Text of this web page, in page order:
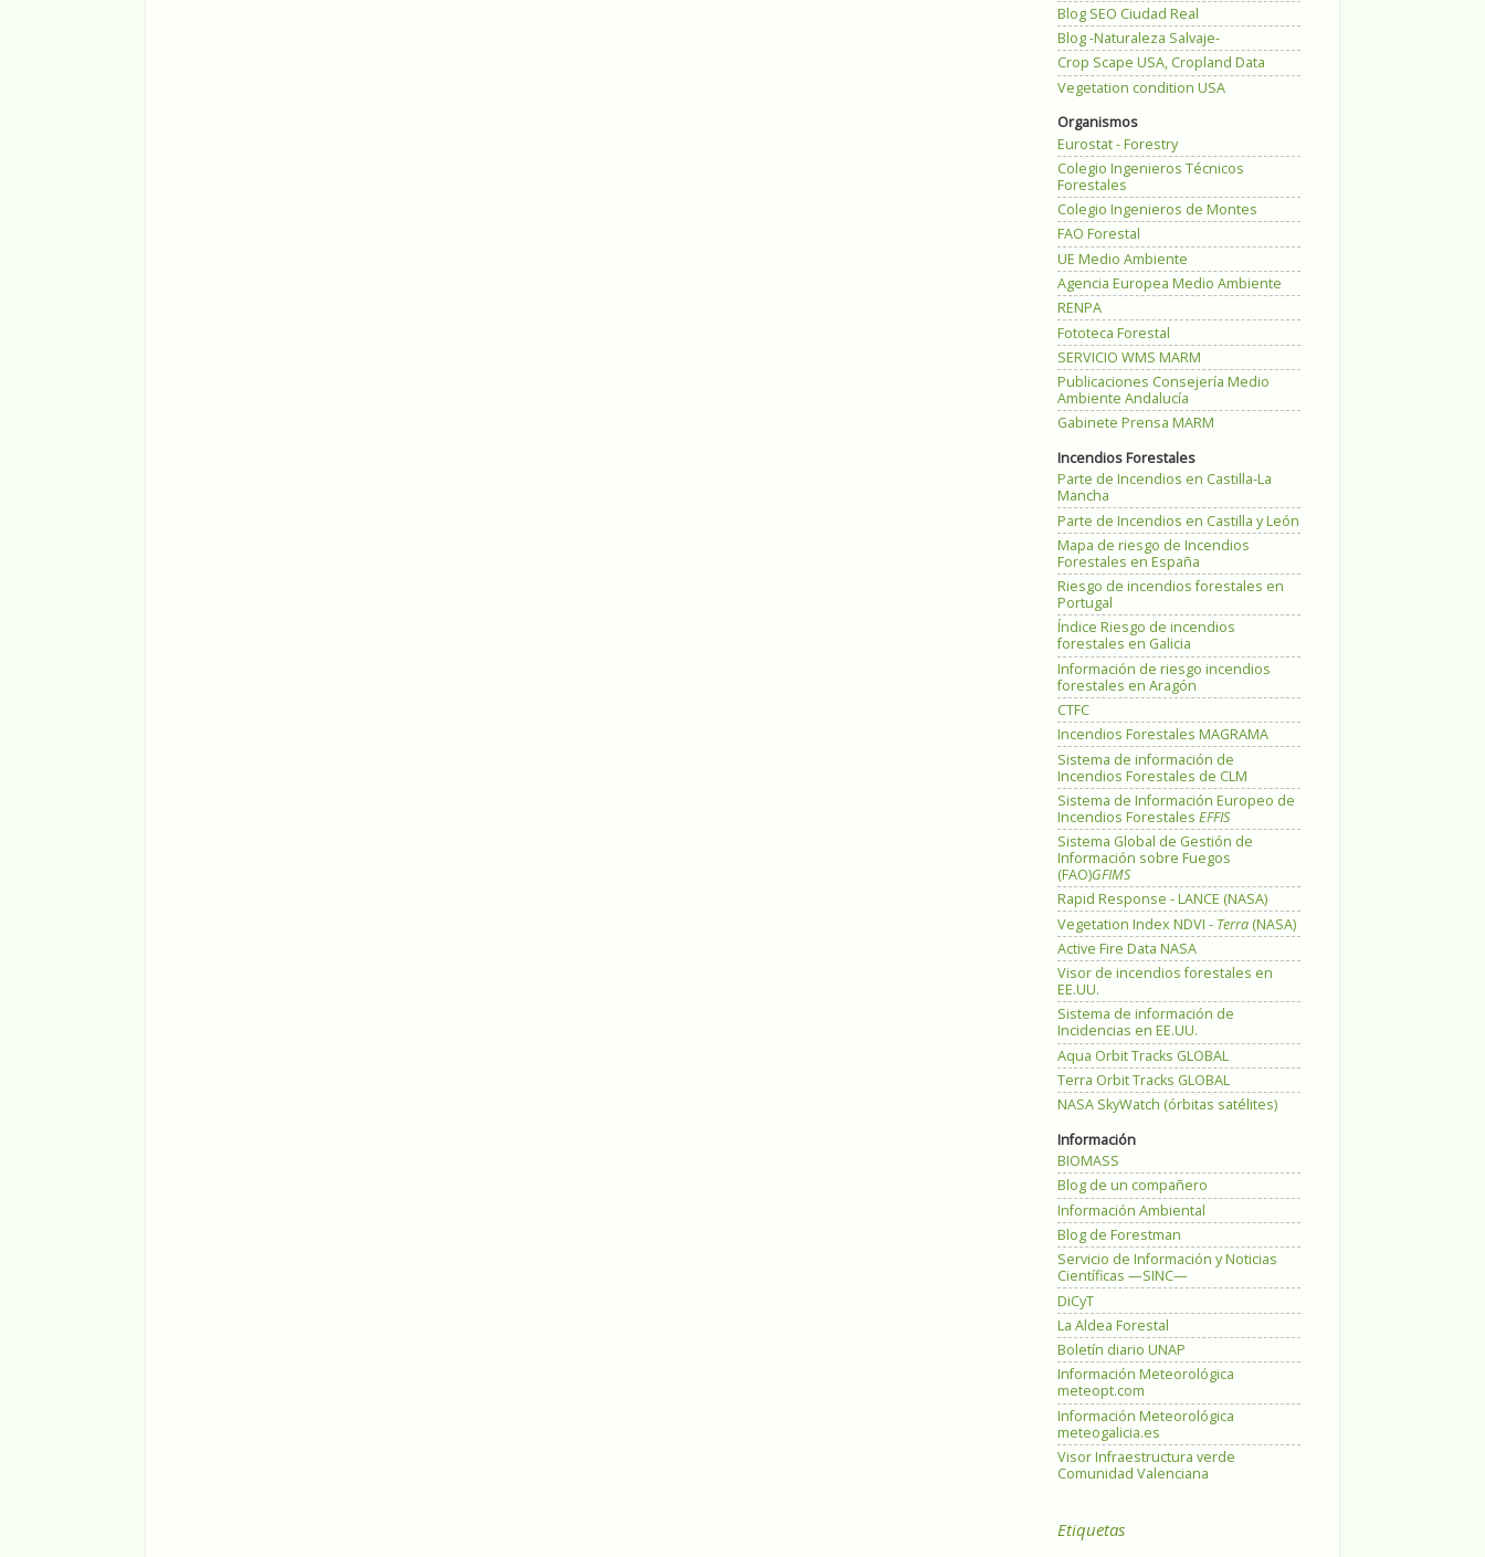
Blog SEO Ciudad Real
Blog -Naturaleza Salvaje-
Crop Scape USA, Cropland Data
Vegetation condition USA
Organismos
Eurostat - Forestry
Colegio Ingenieros Técnicos
Forestales
Colegio Ingenieros de Montes
FAO Forestal
UE Medio Ambiente
Agencia Europea Medio Ambiente
RENPA
Fototeca Forestal
SERVICIO WMS MARM
Publicaciones Consejería Medio
Ambiente Andalucía
Gabinete Prensa MARM
Incendios Forestales
Parte de Incendios en Castilla-La
Mancha
Parte de Incendios en Castilla y León
Mapa de riesgo de Incendios
Forestales en España
Riesgo de incendios forestales en
Portugal
Índice Riesgo de incendios
forestales en Galicia
Información de riesgo incendios
forestales en Aragón
CTFC
Incendios Forestales MAGRAMA
Sistema de información de
Incendios Forestales de CLM
Sistema de Información Europeo de
Incendios Forestales EFFIS
Sistema Global de Gestión de
Información sobre Fuegos
(FAO)GFIMS
Rapid Response - LANCE (NASA)
Vegetation Index NDVI - Terra (NASA)
Active Fire Data NASA
Visor de incendios forestales en
EE.UU.
Sistema de información de
Incidencias en EE.UU.
Aqua Orbit Tracks GLOBAL
Terra Orbit Tracks GLOBAL
NASA SkyWatch (órbitas satélites)
Información
BIOMASS
Blog de un compañero
Información Ambiental
Blog de Forestman
Servicio de Información y Noticias
Científicas —SINC—
DiCyT
La Aldea Forestal
Boletín diario UNAP
Información Meteorológica
meteopt.com
Información Meteorológica
meteogalicia.es
Visor Infraestructura verde
Comunidad Valenciana
Etiquetas